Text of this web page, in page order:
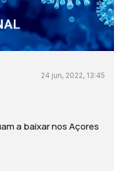
24 jun, 2022, 13:45
a baixar nos Açores